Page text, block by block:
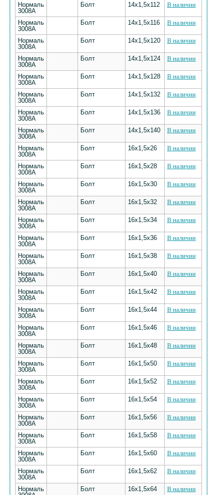
Нормаль
3008А
Болт 14х1,5х112 В наличии
Нормаль
3008А
Болт 14х1,5х116 В наличии
Нормаль
3008А
Болт 14х1,5х120 В наличии
Нормаль
3008А
Болт 14х1,5х124 В наличии
Нормаль
3008А
Болт 14х1,5х128 В наличии
Нормаль
3008А
Болт 14х1,5х132 В наличии
Нормаль
3008А
Болт 14х1,5х136 В наличии
Нормаль
3008А
Болт 14х1,5х140 В наличии
Нормаль
3008А
Болт 16х1,5х26 В наличии
Нормаль
3008А
Болт 16х1,5х28 В наличии
Нормаль
3008А
Болт 16х1,5х30 В наличии
Нормаль
3008А
Болт 16х1,5х32 В наличии
Нормаль
3008А
Болт 16х1,5х34 В наличии
Нормаль
3008А
Болт 16х1,5х36 В наличии
Нормаль
3008А
Болт 16х1,5х38 В наличии
Нормаль
3008А
Болт 16х1,5х40 В наличии
Нормаль
3008А
Болт 16х1,5х42 В наличии
Нормаль
3008А
Болт 16х1,5х44 В наличии
Нормаль
3008А
Болт 16х1,5х46 В наличии
Нормаль
3008А
Болт 16х1,5х48 В наличии
Нормаль
3008А
Болт 16х1,5х50 В наличии
Нормаль
3008А
Болт 16х1,5х52 В наличии
Нормаль
3008А
Болт 16х1,5х54 В наличии
Нормаль
3008А
Болт 16х1,5х56 В наличии
Нормаль
3008А
Болт 16х1,5х58 В наличии
Нормаль
3008А
Болт 16х1,5х60 В наличии
Нормаль
3008А
Болт 16х1,5х62 В наличии
Нормаль
Болт 16х1,5х64 В наличии